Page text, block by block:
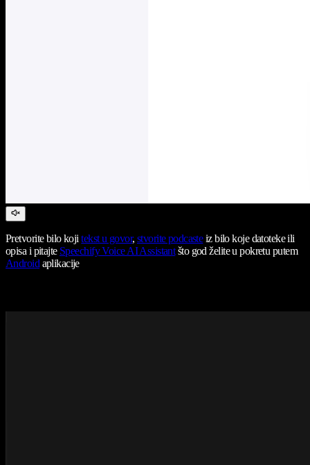
Pretvorite bilo kojitekst u govor, stvorite podcasteiz bilo koje datoteke ili
opisa i pitajte Speechify Voice AI Assistantšto god želite u pokretu putem
Androidaplikacije